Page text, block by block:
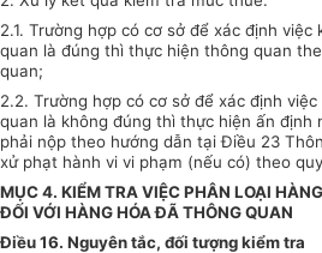
2.1. Trường hợp có cơ sở để xác định
quan là đúng thì thực hiện thông quan
quan;
2.2. Trường hợp có cơ sở để xác định
quan là không đúng thì thực hiện ấn định
phải nộp theo hướng dẫn tại Điều 23
xử phạt hành vi vi phạm (nếu có) theo
MỤC 4. KIỂM TRA VIỆC PHÂN LOẠI
ĐỐI VỚI HÀNG HÓA ĐÃ THÔNG QUAN
Điều 16. Nguyên tắc, đối tượng kiểm tra